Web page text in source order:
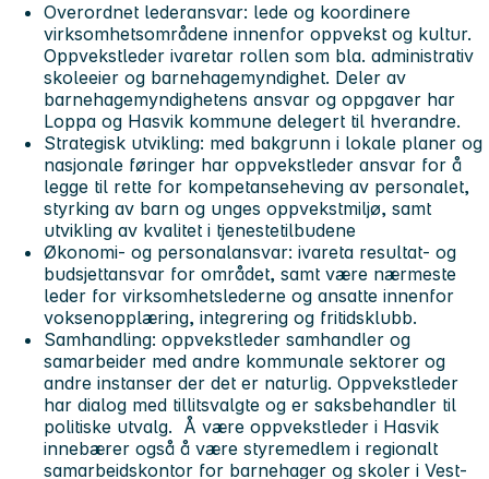
Overordnet lederansvar: lede og koordinere
virksomhetsområdene innenfor oppvekst og kultur.
Oppvekstleder ivaretar rollen som bla. administrativ
skoleeier og barnehagemyndighet. Deler av
barnehagemyndighetens ansvar og oppgaver har
Loppa og Hasvik kommune delegert til hverandre.
Strategisk utvikling: med bakgrunn i lokale planer og
nasjonale føringer har oppvekstleder ansvar for å
legge til rette for kompetanseheving av personalet,
styrking av barn og unges oppvekstmiljø, samt
utvikling av kvalitet i tjenestetilbudene
Økonomi- og personalansvar: ivareta resultat- og
budsjettansvar for området, samt være nærmeste
leder for virksomhetslederne og ansatte innenfor
voksenopplæring, integrering og fritidsklubb.
Samhandling: oppvekstleder samhandler og
samarbeider med andre kommunale sektorer og
andre instanser der det er naturlig. Oppvekstleder
har dialog med tillitsvalgte og er saksbehandler til
politiske utvalg. Å være oppvekstleder i Hasvik
innebærer også å være styremedlem i regionalt
samarbeidskontor for barnehager og skoler i Vest-